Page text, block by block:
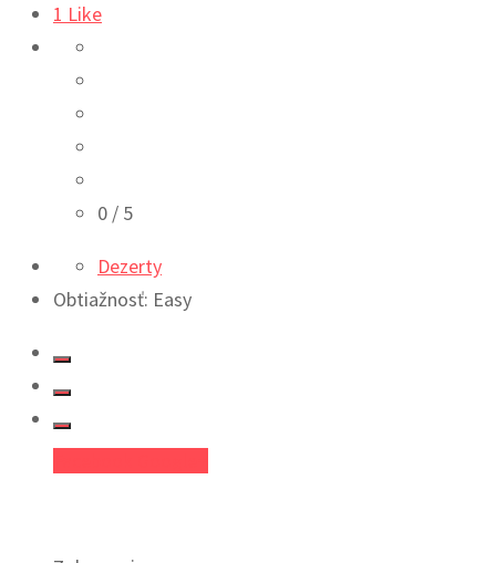
1 Like
0 / 5
Dezerty
Obtiažnosť: Easy